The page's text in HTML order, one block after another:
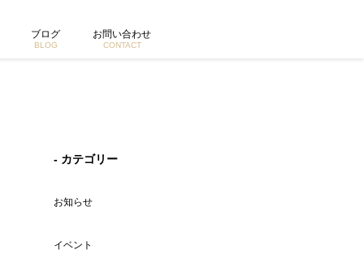
ブログ
BLOG
お問い合わせ
CONTACT
- カテゴリー
お知らせ
イベント